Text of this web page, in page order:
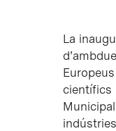
La
científics